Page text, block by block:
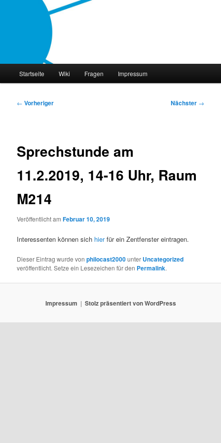
philocast
Startseite Wiki Fragen Impressum
Beitragsnavigation
← Vorheriger Nächster →
Sprechstunde am
11.2.2019, 14-16 Uhr, Raum
M214
Veröffentlicht amFebruar 10, 2019
Interessenten können sich hierfür ein Zentfenster eintragen.
Dieser Eintrag wurde vonphilocast2000unter Uncategorized
veröffentlicht. Setze ein Lesezeichen für den Permalink.
Impressum Stolz präsentiert von WordPress